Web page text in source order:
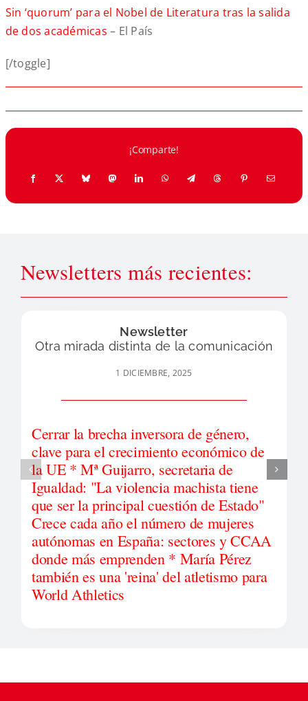
Sin ‘quorum’ para el Nobel de Literatura tras la salida
de dos académicas – El País
[/toggle]
¡Comparte!
Newsletters más recientes:
Newsletter
Otra mirada distinta de la comunicación
1 DICIEMBRE, 2025
Cerrar la brecha inversora de género,
clave para el crecimiento económico de
la UE * Mª Guijarro, secretaria de
Igualdad: "La violencia machista tiene
que ser la principal cuestión de Estado"
Crece cada año el número de mujeres
autónomas en España: sectores y CCAA
donde más emprenden * María Pérez
también es una 'reina' del atletismo para
World Athletics